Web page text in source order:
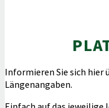
Informieren Sie sich hier
Längenangaben.